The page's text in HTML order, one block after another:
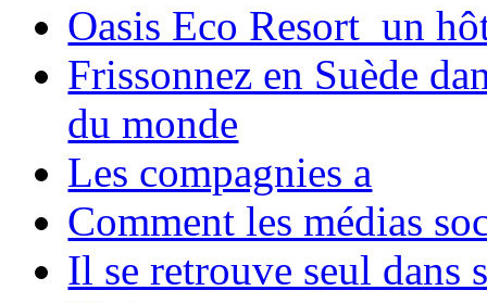
Oasis Eco Resort un
Frissonnez en Suède
du monde
Les compagnies a
Comment les médias
Il se retrouve seul dans